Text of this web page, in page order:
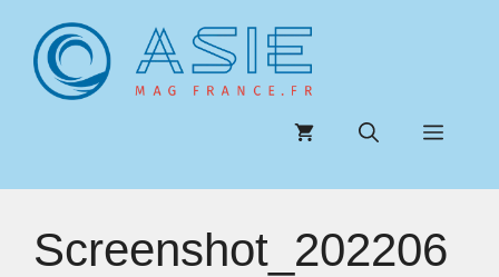
contenu
Menu
Screenshot_202206